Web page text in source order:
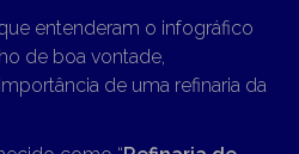
entenderam o infográfico
de boa vontade,
de uma refinaria da